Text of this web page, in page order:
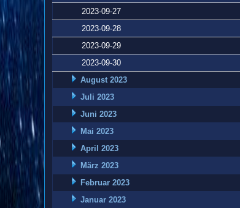
2023-09-27
2023-09-28
2023-09-29
2023-09-30
August 2023
Juli 2023
Juni 2023
Mai 2023
April 2023
März 2023
Februar 2023
Januar 2023